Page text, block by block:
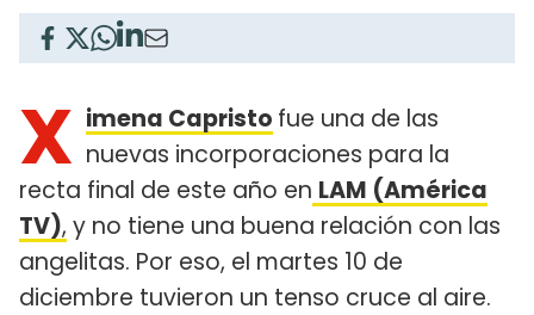
X imena Capristo fue una de las
nuevas incorporaciones para la
recta final de este año en LAM (América
TV), y no tiene una buena relación con las
angelitas. Por eso, el martes 10 de
diciembre tuvieron un tenso cruce al aire.